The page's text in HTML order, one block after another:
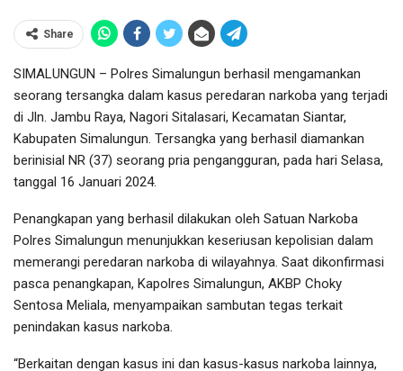
Share
SIMALUNGUN – Polres Simalungun berhasil mengamankan
seorang tersangka dalam kasus peredaran narkoba yang terjadi
di Jln. Jambu Raya, Nagori Sitalasari, Kecamatan Siantar,
Kabupaten Simalungun. Tersangka yang berhasil diamankan
berinisial NR (37) seorang pria pengangguran, pada hari Selasa,
tanggal 16 Januari 2024.
Penangkapan yang berhasil dilakukan oleh Satuan Narkoba
Polres Simalungun menunjukkan keseriusan kepolisian dalam
memerangi peredaran narkoba di wilayahnya. Saat dikonfirmasi
pasca penangkapan, Kapolres Simalungun, AKBP Choky
Sentosa Meliala, menyampaikan sambutan tegas terkait
penindakan kasus narkoba.
“Berkaitan dengan kasus ini dan kasus-kasus narkoba lainnya,